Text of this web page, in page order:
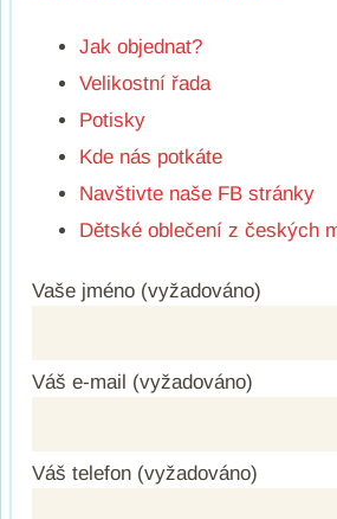
Jak objednat?
Velikostní řada
Potisky
Kde nás potkáte
Navštivte naše FB stránky
Dětské oblečení z českých
Vaše jméno (vyžadováno)
Váš e-mail (vyžadováno)
Váš telefon (vyžadováno)